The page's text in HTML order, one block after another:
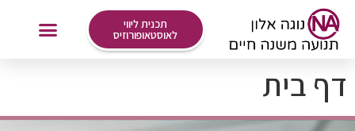
לתוכן
תכנית ליווי
לאוסטאופורוזיס
דף בית